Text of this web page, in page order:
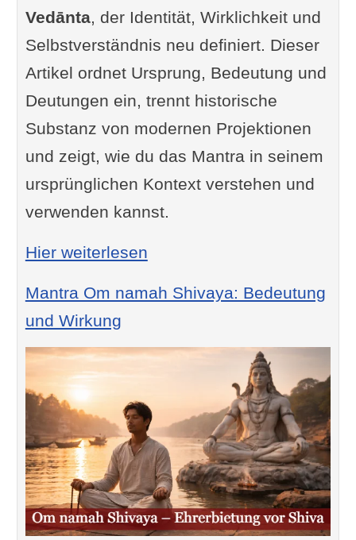
Vedānta, der Identität, Wirklichkeit und
Selbstverständnis neu definiert. Dieser
Artikel ordnet Ursprung, Bedeutung und
Deutungen ein, trennt historische
Substanz von modernen Projektionen
und zeigt, wie du das Mantra in seinem
ursprünglichen Kontext verstehen und
verwenden kannst.
Hier weiterlesen: Mantra Tat Tvam Asi:
Mantra Om namah Shivaya: Bedeutung
und Wirkung